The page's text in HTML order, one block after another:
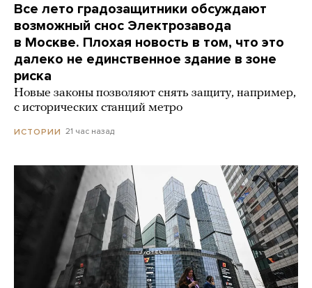
Все лето градозащитники обсуждают
возможный снос Электрозавода
в Москве. Плохая новость в том, что это
далеко не единственное здание в зоне
риска
Новые законы позволяют снять защиту, например,
с исторических станций метро
ИСТОРИИ 21 час назад